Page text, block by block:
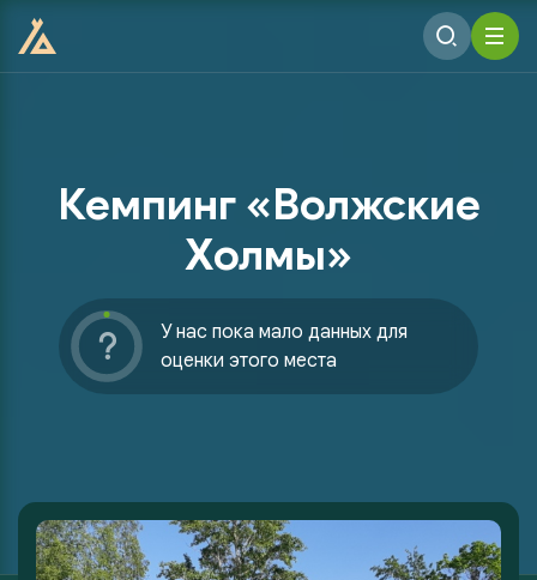
Кемпинг «Волжские
Холмы»
У нас пока мало данных для
оценки этого места